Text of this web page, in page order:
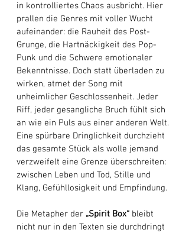
in kontrolliertes Chaos ausbricht. Hier
prallen die Genres mit voller Wucht
aufeinander: die Rauheit des Post-
Grunge, die Hartnäckigkeit des Pop-
Punk und die Schwere emotionaler
Bekenntnisse. Doch statt überladen zu
wirken, atmet der Song mit
unheimlicher Geschlossenheit. Jeder
Riff, jeder gesangliche Bruch fühlt sich
an wie ein Puls aus einer anderen Welt.
Eine spürbare Dringlichkeit durchzieht
das gesamte Stück als wolle jemand
verzweifelt eine Grenze überschreiten:
zwischen Leben und Tod, Stille und
Klang, Gefühllosigkeit und Empfindung.
Die Metapher der „Spirit Box“ bleibt
nicht nur in den Texten sie durchdringt